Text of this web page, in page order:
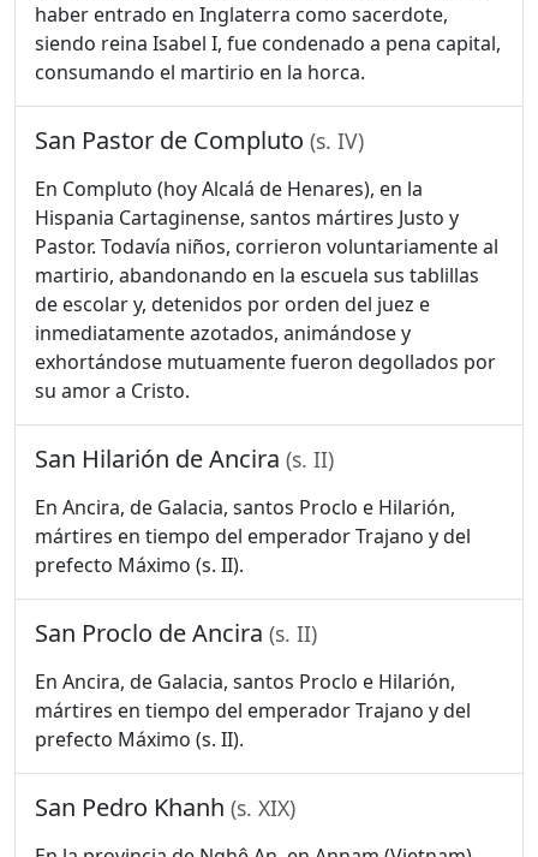
haber entrado en Inglaterra como sacerdote,
siendo reina Isabel I, fue condenado a pena capital,
consumando el martirio en la horca.
San Pastor de Compluto (s. IV)
En Compluto (hoy Alcalá de Henares), en la
Hispania Cartaginense, santos mártires Justo y
Pastor. Todavía niños, corrieron voluntariamente al
martirio, abandonando en la escuela sus tablillas
de escolar y, detenidos por orden del juez e
inmediatamente azotados, animándose y
exhortándose mutuamente fueron degollados por
su amor a Cristo.
San Hilarión de Ancira (s. II)
En Ancira, de Galacia, santos Proclo e Hilarión,
mártires en tiempo del emperador Trajano y del
prefecto Máximo (s. II).
San Proclo de Ancira (s. II)
En Ancira, de Galacia, santos Proclo e Hilarión,
mártires en tiempo del emperador Trajano y del
prefecto Máximo (s. II).
San Pedro Khanh (s. XIX)